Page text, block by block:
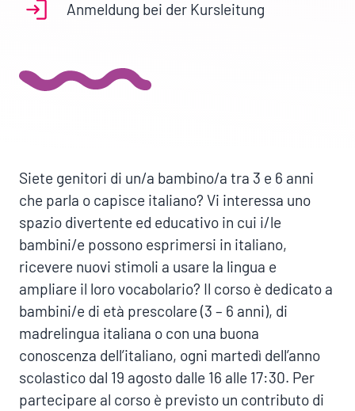
Anmeldung bei der Kursleitung
Siete genitori di un/a bambino/a tra 3 e 6 anni
che parla o capisce italiano? Vi interessa uno
spazio divertente ed educativo in cui i/le
bambini/e possono esprimersi in italiano,
ricevere nuovi stimoli a usare la lingua e
ampliare il loro vocabolario? Il corso è dedicato a
bambini/e di età prescolare (3 – 6 anni), di
madrelingua italiana o con una buona
conoscenza dell’italiano, ogni martedì dell’anno
scolastico dal 19 agosto dalle 16 alle 17:30. Per
partecipare al corso è previsto un contributo di